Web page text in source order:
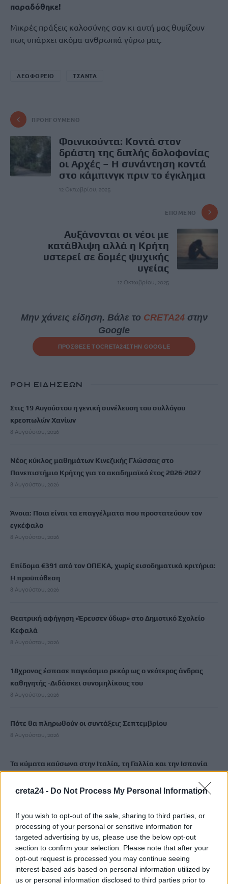
creta24 - Do Not Process My Personal Information
If you wish to opt-out of the sale, sharing to third parties, or
processing of your personal or sensitive information for
targeted advertising by us, please use the below opt-out
section to confirm your selection. Please note that after your
opt-out request is processed you may continue seeing
interest-based ads based on personal information utilized by
us or personal information disclosed to third parties prior to
παραδόθηκε!
Μικρές πράξεις καλοσύνης σαν κι αυτή μας θυμίζουν
πως υπάρχει ακόμα ανθρωπιά γύρω μας.
ΛΕΩΦΟΡΕΙΟ ΤΣΑΝΤΑ
ΠΡΟΗΓΟΎΜΕΝΟ
Φοινικούντα: Κοντά στον
δράστη της διπλής δολοφονίας
οι Αρχές – Η συνάντηση κοντά
στο κάμπινγκ πριν το έγκλημα
12 Οκτωβρίου, 2025
ΕΠΌΜΕΝΟ
Αυξάνονται οι νέοι με
κατάθλιψη αλλά η Κρήτη
υστερεί σε δομές ψυχικής
υγείας
12 Οκτωβρίου, 2025
Μην χάνεις είδηση. Βάλε το CRETA24στην
Google
ΠΡΟΣΘΕΣΕ ΤΟCRETA24ΣΤΗΝ GOOGLE
ΡΟΗ ΕΙΔΗΣΕΩΝ
Στις 19 Αυγούστου η γενική συνέλευση του συλλόγου
κρεοπωλών Χανίων
8 Αυγούστου, 2026
Νέος κύκλος μαθημάτων Κινεζικής Γλώσσας στο
Πανεπιστήμιο Κρήτης για το ακαδημαϊκό έτος 2026-2027
8 Αυγούστου, 2026
Άνοια: Ποια είναι τα επαγγέλματα που προστατεύουν τον
εγκέφαλο
8 Αυγούστου, 2026
Επίδομα €391 από τον ΟΠΕΚΑ, χωρίς εισοδηματικά κριτήρια:
Η προϋπόθεση
8 Αυγούστου, 2026
Θεατρική αφήγηση «Έρευσεν ύδωρ» στο Δημοτικό Σχολείο
Κεφαλά
8 Αυγούστου, 2026
18χρονος έσπασε παγκόσμιο ρεκόρ ως ο νεότερος άνδρας
καθηγητής -Διδάσκει συνομηλίκους του
8 Αυγούστου, 2026
Πότε θα πληρωθούν οι συντάξεις Σεπτεμβρίου
8 Αυγούστου, 2026
Τα κύματα καύσωνα στην Ιταλία, τη Γαλλία και την Ισπανία
8 Αυγούστου, 2026
Λεύκανση δοντιών: Συμβουλές ειδικών για ένα πιο λαμπερό
χαμόγελο
8 Αυγούστου, 2026
TRENDING